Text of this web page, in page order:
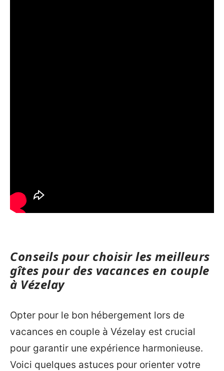
Conseils pour choisir les meilleurs
gîtes pour des vacances en couple
à Vézelay
Opter pour le bon hébergement lors de
vacances en couple à Vézelay est crucial
pour garantir une expérience harmonieuse.
Voici quelques astuces pour orienter votre